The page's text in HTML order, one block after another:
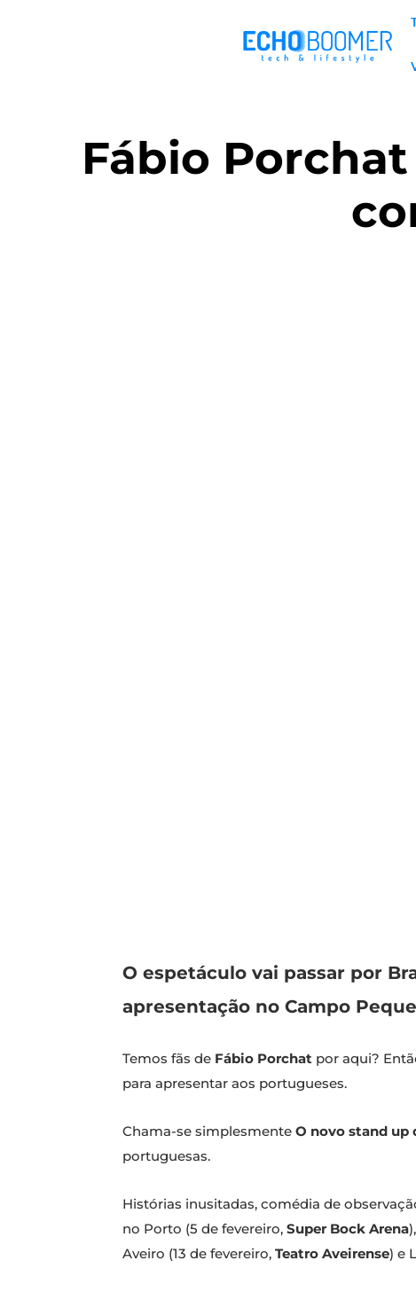
Fábio
O espetáculo vai passar por
apresentação no Campo
Temos fãs de Fábio Porchat por aqui?
para apresentar aos portugueses.
Chama-se simplesmente O novo stand up
portuguesas.
Histórias inusitadas, comédia de
no Porto (5 de fevereiro, Super Bock Arena
Aveiro (13 de fevereiro, Teatro Aveirense) e